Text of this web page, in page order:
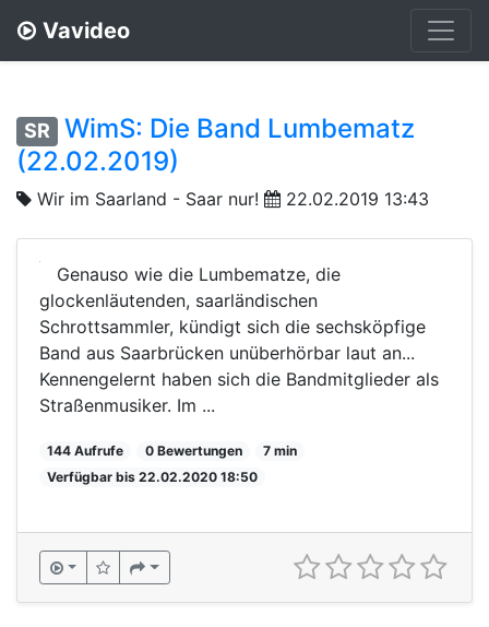
Vavideo
SR
WimS: Die Band Lumbematz
(22.02.2019)
Wir im Saarland - Saar nur! 22.02.2019 13:43
Genauso wie die Lumbematze, die
glockenläutenden, saarländischen
Schrottsammler, kündigt sich die sechsköpfige
Band aus Saarbrücken unüberhörbar laut an...
Kennengelernt haben sich die Bandmitglieder als
Straßenmusiker. Im ...
144 Aufrufe 0 Bewertungen
7 min
Verfügbar bis 22.02.2020 18:50